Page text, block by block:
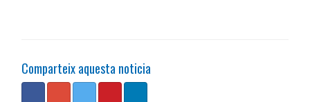
Comparteix aquesta noticia